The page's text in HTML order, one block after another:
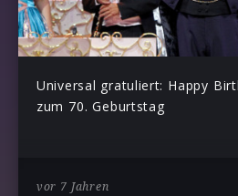
Universal gratuliert: Happy
zum 70. Geburtstag
vor 7 Jahren